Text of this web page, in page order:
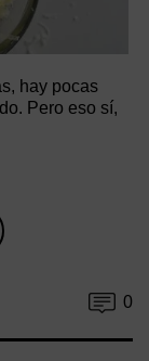
hay pocas
Pero eso sí,
0